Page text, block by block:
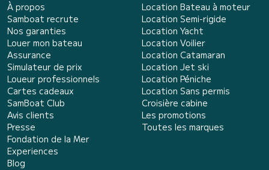
À propos
Samboat recrute
Nos garanties
Louer mon bateau
Assurance
Simulateur de prix
Loueur professionnels
Cartes cadeaux
SamBoat Club
Avis clients
Presse
Fondation de la Mer
Experiences
Blog
Location Bateau à moteur
Location Semi-rigide
Location Yacht
Location Voilier
Location Catamaran
Location Jet ski
Location Péniche
Location Sans permis
Croisière cabine
Les promotions
Toutes les marques